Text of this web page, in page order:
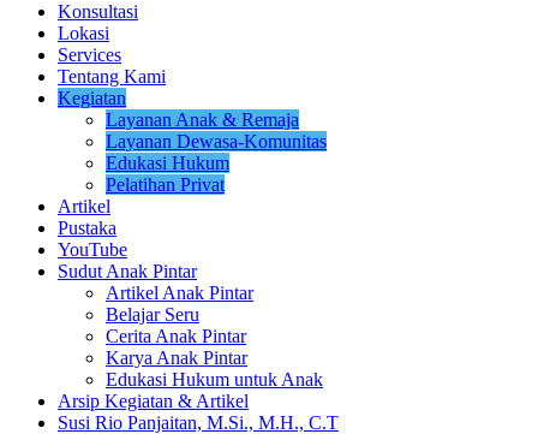
Konsultasi
Lokasi
Services
Tentang Kami
Kegiatan
Layanan Anak & Remaja
Layanan Dewasa-Komunitas
Edukasi Hukum
Pelatihan Privat
Artikel
Pustaka
YouTube
Sudut Anak Pintar
Artikel Anak Pintar
Belajar Seru
Cerita Anak Pintar
Karya Anak Pintar
Edukasi Hukum untuk Anak
Arsip Kegiatan & Artikel
Susi Rio Panjaitan, M.Si., M.H., C.T